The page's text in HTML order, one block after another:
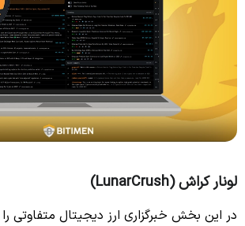
لونار کراش (LunarCrush)
در این بخش خبرگزاری ارز دیجیتال متفاوتی